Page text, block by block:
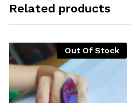
Related products
Out Of Stock